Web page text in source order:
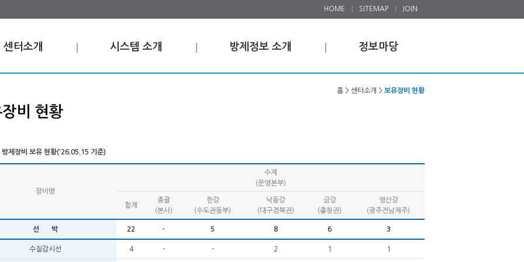
HOME SITEMAP JOIN
센터소개 시스템 소개 방제정보 소개 정보마당
홈 > 센터소개 > 보유장비 현황
비 현황
방제장비 보유 현황('26.05.15 기준)
장비명
수계
(운영본부)
합계
총괄
(본사)
한강
(수도권동부)
낙동강
(대구경북권)
금강
(충청권)
영산강
(광주전남제주)
선 박 22 - 5 8 6 3
수질감시선 4 - - 2 1 1